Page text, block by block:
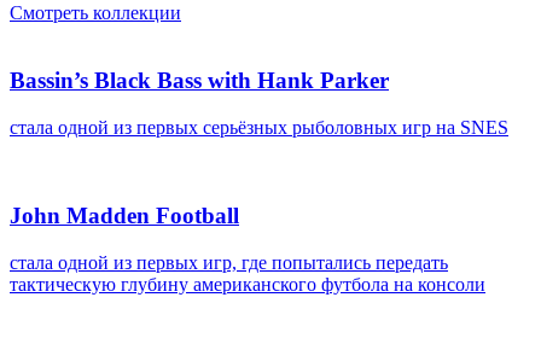
Смотреть коллекции
Bassin’s Black Bass with Hank Parker
стала одной из первых серьёзных рыболовных игр на SNES
John Madden Football
стала одной из первых игр, где попытались передать
тактическую глубину американского футбола на консоли